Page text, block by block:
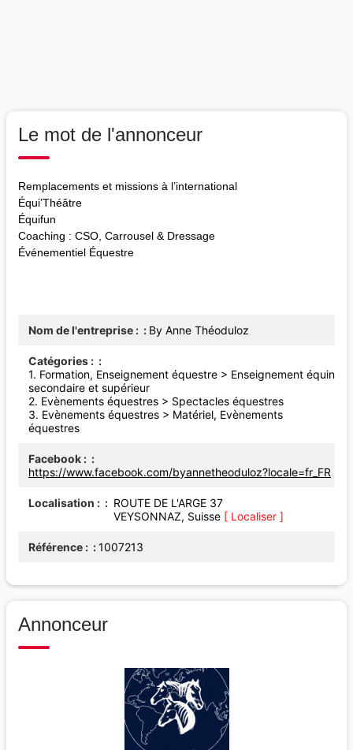
Le mot de l'annonceur
Remplacements et missions à l’international
Équi’Théâtre
Équifun
Coaching : CSO, Carrousel & Dressage
Événementiel Équestre
Nom de l'entreprise : By Anne Théoduloz
Catégories :
1. Formation, Enseignement équestre > Enseignement équin
secondaire et supérieur
2. Evènements équestres > Spectacles équestres
3. Evènements équestres > Matériel, Evènements
équestres
Facebook :
https://www.facebook.com/byannetheoduloz?locale=fr_FR
Localisation :
ROUTE DE L'ARGE 37
VEYSONNAZ, Suisse [ Localiser ]
Référence : 1007213
Annonceur